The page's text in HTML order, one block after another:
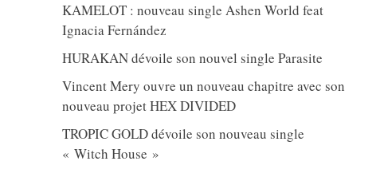
KAMELOT : nouveau single Ashen World feat
Ignacia Fernández
HURAKAN dévoile son nouvel single Parasite
Vincent Mery ouvre un nouveau chapitre avec son
nouveau projet HEX DIVIDED
TROPIC GOLD dévoile son nouveau single
« Witch House »